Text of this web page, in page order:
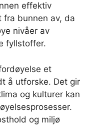
effektiv
bunnen av, da
nivåer av
fyllstoffer.
et
å utforske. Det gir
og kulturer kan
og miljø